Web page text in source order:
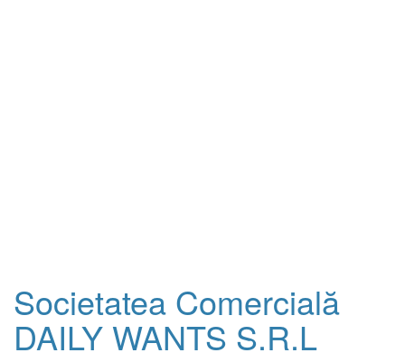
Societatea Comercială
DAILY WANTS S.R.L